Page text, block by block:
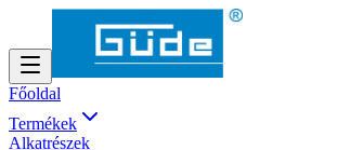
Főoldal
Termékek
Alkatrészek